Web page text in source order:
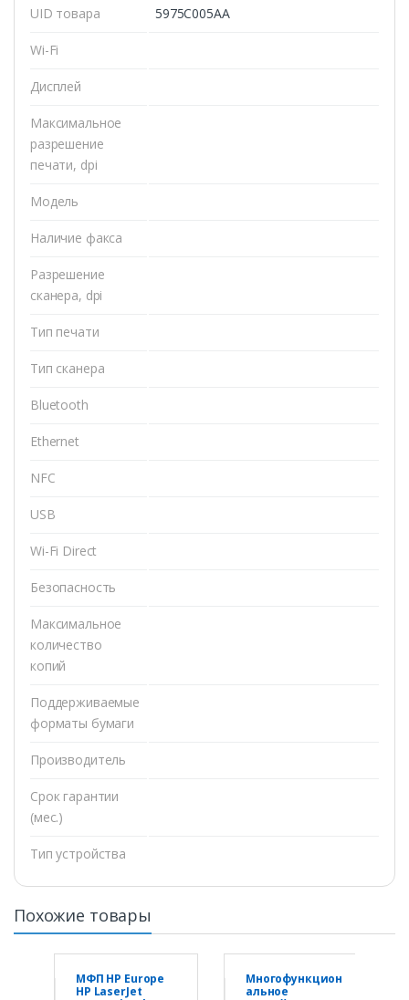
UID товара 5975C005AA
Wi-Fi
Дисплей
Максимальное
разрешение
печати, dpi
Модель
Наличие факса
Разрешение
сканера, dpi
Тип печати
Тип сканера
Bluetooth
Ethernet
NFC
USB
Wi-Fi Direct
Безопасность
Максимальное
количество
копий
Поддерживаемые
форматы бумаги
Производитель
Срок гарантии
(мес.)
Тип устройства
Похожие товары
МФП HP Europe
HP LaserJet
Многофункцион
альное